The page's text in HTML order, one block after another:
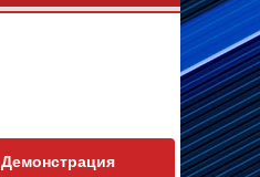
Демонстрация